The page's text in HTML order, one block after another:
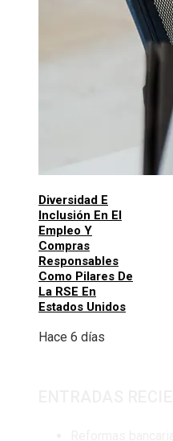
Diversidad E
Inclusión En El
Empleo Y
Compras
Responsables
Como Pilares De
La RSE En
Estados Unidos
Hace 6 días